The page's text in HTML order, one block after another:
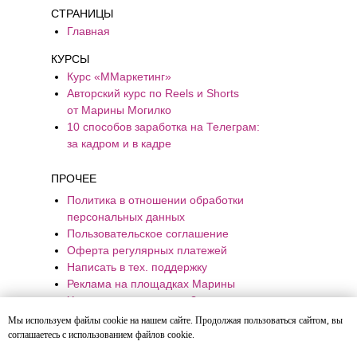
Мы используем файлы cookie на нашем сайте. Продолжая пользоваться сайтом, вы
соглашаетесь с использованием файлов cookie.
СТРАНИЦЫ
Главная
КУРСЫ
Курс «ММаркетинг»
Авторский курс по Reels и Shorts
от Марины Могилко
10 способов заработка на Телеграм:
за кадром и в кадре
ПРОЧЕЕ
Политика в отношении обработки
персональных данных
Пользовательское соглашение
Оферта регулярных платежей
Написать в тех. поддержку
Реклама на площадках Марины
Хотите к нам в команду?